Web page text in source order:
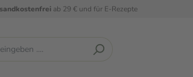
ab 29 € und für E-Rezepte